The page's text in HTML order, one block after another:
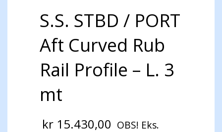
S.S. STBD / PORT
Aft Curved Rub
Rail Profile – L. 3
mt
kr 15.430,00 OBS! Eks.